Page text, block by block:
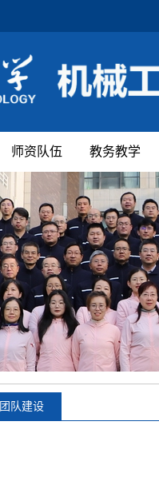
师资队伍 教务教学
团队建设